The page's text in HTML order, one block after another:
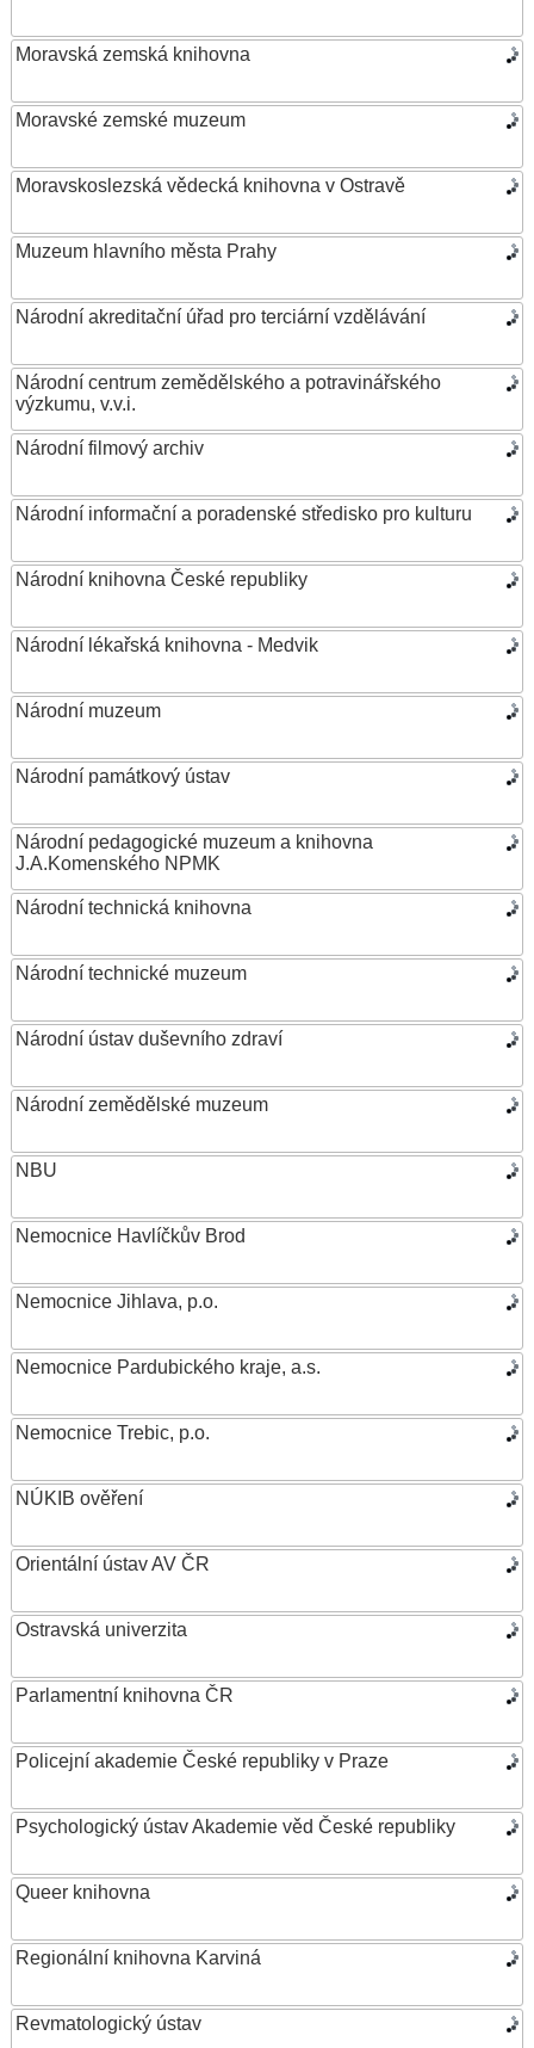
Moravská zemská knihovna
Moravské zemské muzeum
Moravskoslezská vědecká knihovna v Ostravě
Muzeum hlavního města Prahy
Národní akreditační úřad pro terciární vzdělávání
Národní centrum zemědělského a potravinářského
výzkumu, v.v.i.
Národní filmový archiv
Národní informační a poradenské středisko pro kulturu
Národní knihovna České republiky
Národní lékařská knihovna - Medvik
Národní muzeum
Národní památkový ústav
Národní pedagogické muzeum a knihovna
J.A.Komenského NPMK
Národní technická knihovna
Národní technické muzeum
Národní ústav duševního zdraví
Národní zemědělské muzeum
NBU
Nemocnice Havlíčkův Brod
Nemocnice Jihlava, p.o.
Nemocnice Pardubického kraje, a.s.
Nemocnice Trebic, p.o.
NÚKIB ověření
Orientální ústav AV ČR
Ostravská univerzita
Parlamentní knihovna ČR
Policejní akademie České republiky v Praze
Psychologický ústav Akademie věd České republiky
Queer knihovna
Regionální knihovna Karviná
Revmatologický ústav